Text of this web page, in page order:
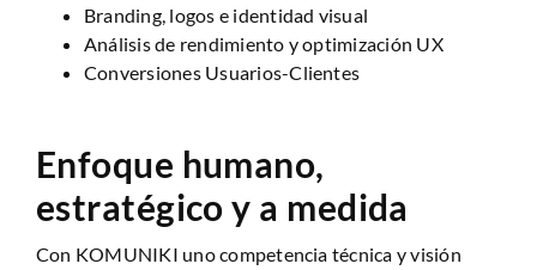
Branding, logos e identidad visual
Análisis de rendimiento y optimización UX
Conversiones Usuarios-Clientes
Enfoque humano,
estratégico y a medida
Con KOMUNIKI uno competencia técnica y visión